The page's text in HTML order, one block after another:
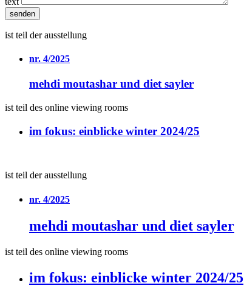
ist teil der ausstellung
nr. 4/2025
mehdi moutashar und diet sayler
ist teil des online viewing rooms
im fokus: einblicke winter 2024/25
ist teil der ausstellung
nr. 4/2025
mehdi moutashar und diet sayler
ist teil des online viewing rooms
im fokus: einblicke winter 2024/25